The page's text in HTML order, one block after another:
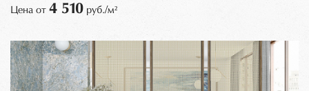
Цена от 4 510 руб./м²